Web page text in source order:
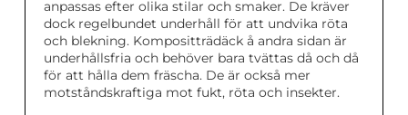
anpassas efter olika stilar och smaker. De kräver
dock regelbundet underhåll för att undvika röta
och blekning. Kompositträdäck å andra sidan är
underhållsfria och behöver bara tvättas då och då
för att hålla dem fräscha. De är också mer
motståndskraftiga mot fukt, röta och insekter.